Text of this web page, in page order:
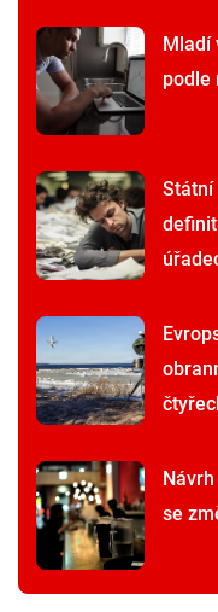
Mladí
podle
Státní
se